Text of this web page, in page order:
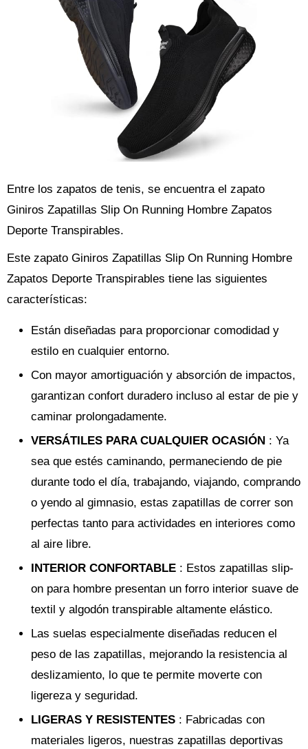
Entre los zapatos de tenis, se encuentra el zapato
Giniros Zapatillas Slip On Running Hombre Zapatos
Deporte Transpirables.
Este zapato Giniros Zapatillas Slip On Running Hombre
Zapatos Deporte Transpirables tiene las siguientes
características:
Están diseñadas para proporcionar comodidad y
estilo en cualquier entorno.
Con mayor amortiguación y absorción de impactos,
garantizan confort duradero incluso al estar de pie y
caminar prolongadamente.
VERSÁTILES PARA CUALQUIER OCASIÓN : Ya
sea que estés caminando, permaneciendo de pie
durante todo el día, trabajando, viajando, comprando
o yendo al gimnasio, estas zapatillas de correr son
perfectas tanto para actividades en interiores como
al aire libre.
INTERIOR CONFORTABLE : Estos zapatillas slip-
on para hombre presentan un forro interior suave de
textil y algodón transpirable altamente elástico.
Las suelas especialmente diseñadas reducen el
peso de las zapatillas, mejorando la resistencia al
deslizamiento, lo que te permite moverte con
ligereza y seguridad.
LIGERAS Y RESISTENTES : Fabricadas con
materiales ligeros, nuestras zapatillas deportivas